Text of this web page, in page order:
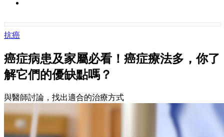
抗癌
癌症病患及家屬必看！癌症療法多，你了
解它們的優缺點嗎？
與醫師討論，找出適合的治療方式